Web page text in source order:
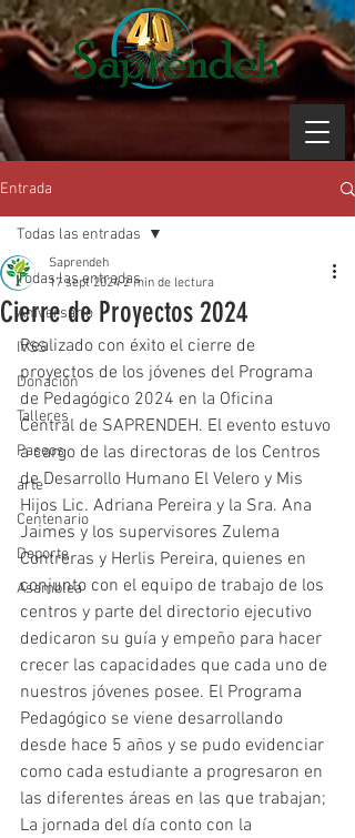
Entrada
Todas las entradas
Aniversario
IVSS
Donación
Talleres
Paseos
arte
Centenario
Deporte
Asamblea
Todas las entradas
Cierre de Proyectos 2024
Saprendeh
17 sept 2024 2 min de lectura
Realizado con éxito el cierre de
proyectos de los jóvenes del Programa
de Pedagógico 2024 en la Oficina
Central de SAPRENDEH. El evento estuvo
a cargo de las directoras de los Centros
de Desarrollo Humano El Velero y Mis
Hijos Lic. Adriana Pereira y la Sra. Ana
Jaimes y los supervisores Zulema
Contreras y Herlis Pereira, quienes en
conjunto con el equipo de trabajo de los
centros y parte del directorio ejecutivo
dedicaron su guía y empeño para hacer
crecer las capacidades que cada uno de
nuestros jóvenes posee. El Programa
Pedagógico se viene desarrollando
desde hace 5 años y se pudo evidenciar
como cada estudiante a progresaron en
las diferentes áreas en las que trabajan;
La jornada del día conto con la